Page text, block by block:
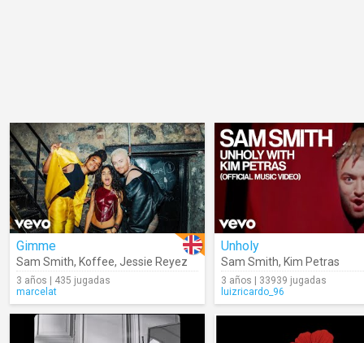
Gimme
Sam Smith, Koffee, Jessie Reyez
3 años | 435 jugadas
marcelat
Unholy
Sam Smith, Kim Petras
3 años | 33939 jugadas
luizricardo_96